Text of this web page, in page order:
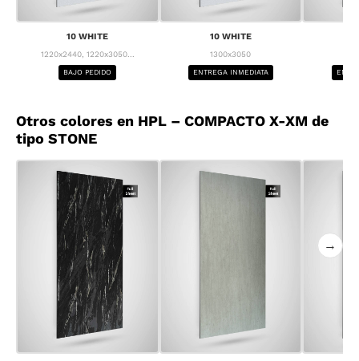
10 WHITE
1220x2440, 1220x3050...
BAJO PEDIDO
10 WHITE
1300x3050
ENTREGA INMEDIATA
Otros colores en HPL – COMPACTO X-XM de
tipo STONE
→